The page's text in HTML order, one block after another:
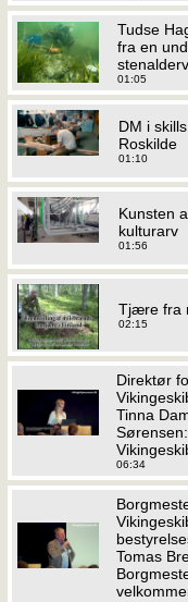
Tudse
fra en
01:05
DM i
Roskilde
01:10
Kunsten
kulturarv
01:56
Tjære fra
02:15
Direktør
Tinna
06:34
Tomas